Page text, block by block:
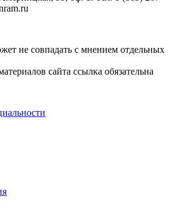
не совпадать с мнением отдельных
сайта ссылка обязательна